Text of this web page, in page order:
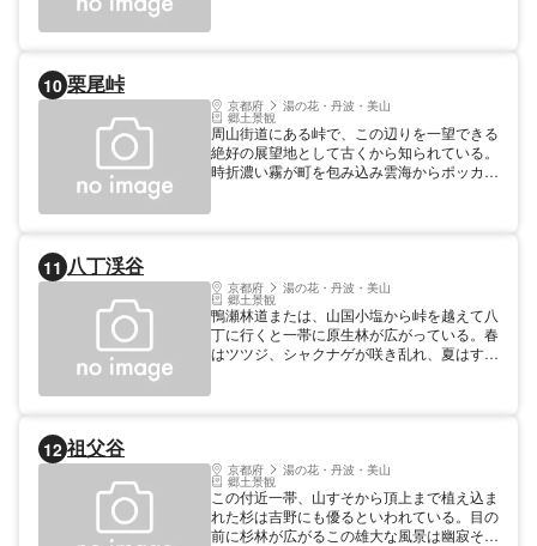
10 栗尾峠
京都府 湯の花・丹波・美山
郷土景観
周山街道にある峠で、この辺りを一望できる
絶好の展望地として古くから知られている。
時折濃い霧が町を包み込み雲海からポッカリ
11 八丁渓谷
京都府 湯の花・丹波・美山
郷土景観
鴨瀬林道または、山国小塩から峠を越えて八
丁に行くと一帯に原生林が広がっている。春
はツツジ、シャクナゲが咲き乱れ、夏はすが
12 祖父谷
京都府 湯の花・丹波・美山
郷土景観
この付近一帯、山すそから頂上まで植え込ま
れた杉は吉野にも優るといわれている。目の
前に杉林が広がるこの雄大な風景は幽寂その